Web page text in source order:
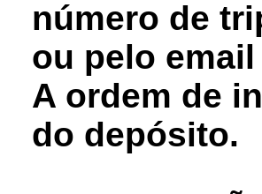
número de
ou pelo email
A ordem de
do depósito.